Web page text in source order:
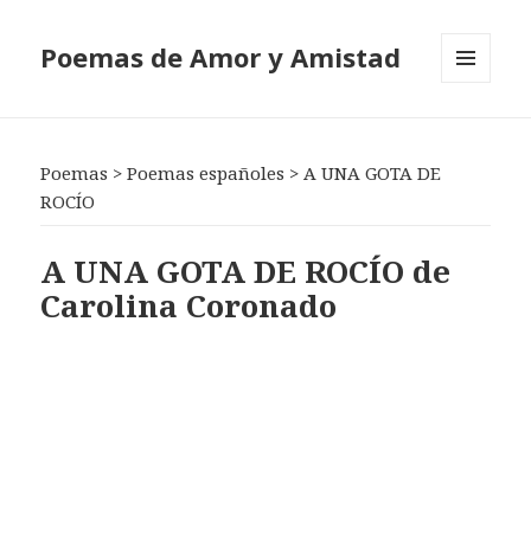
Poemas de Amor y Amistad
Poemas >Poemas españoles >A UNA GOTA DE
ROCÍO
A UNA GOTA DE ROCÍO de
Carolina Coronado